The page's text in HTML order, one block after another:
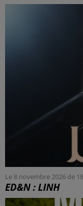
Le 8 novembre 2026 de
ED&N : LINH